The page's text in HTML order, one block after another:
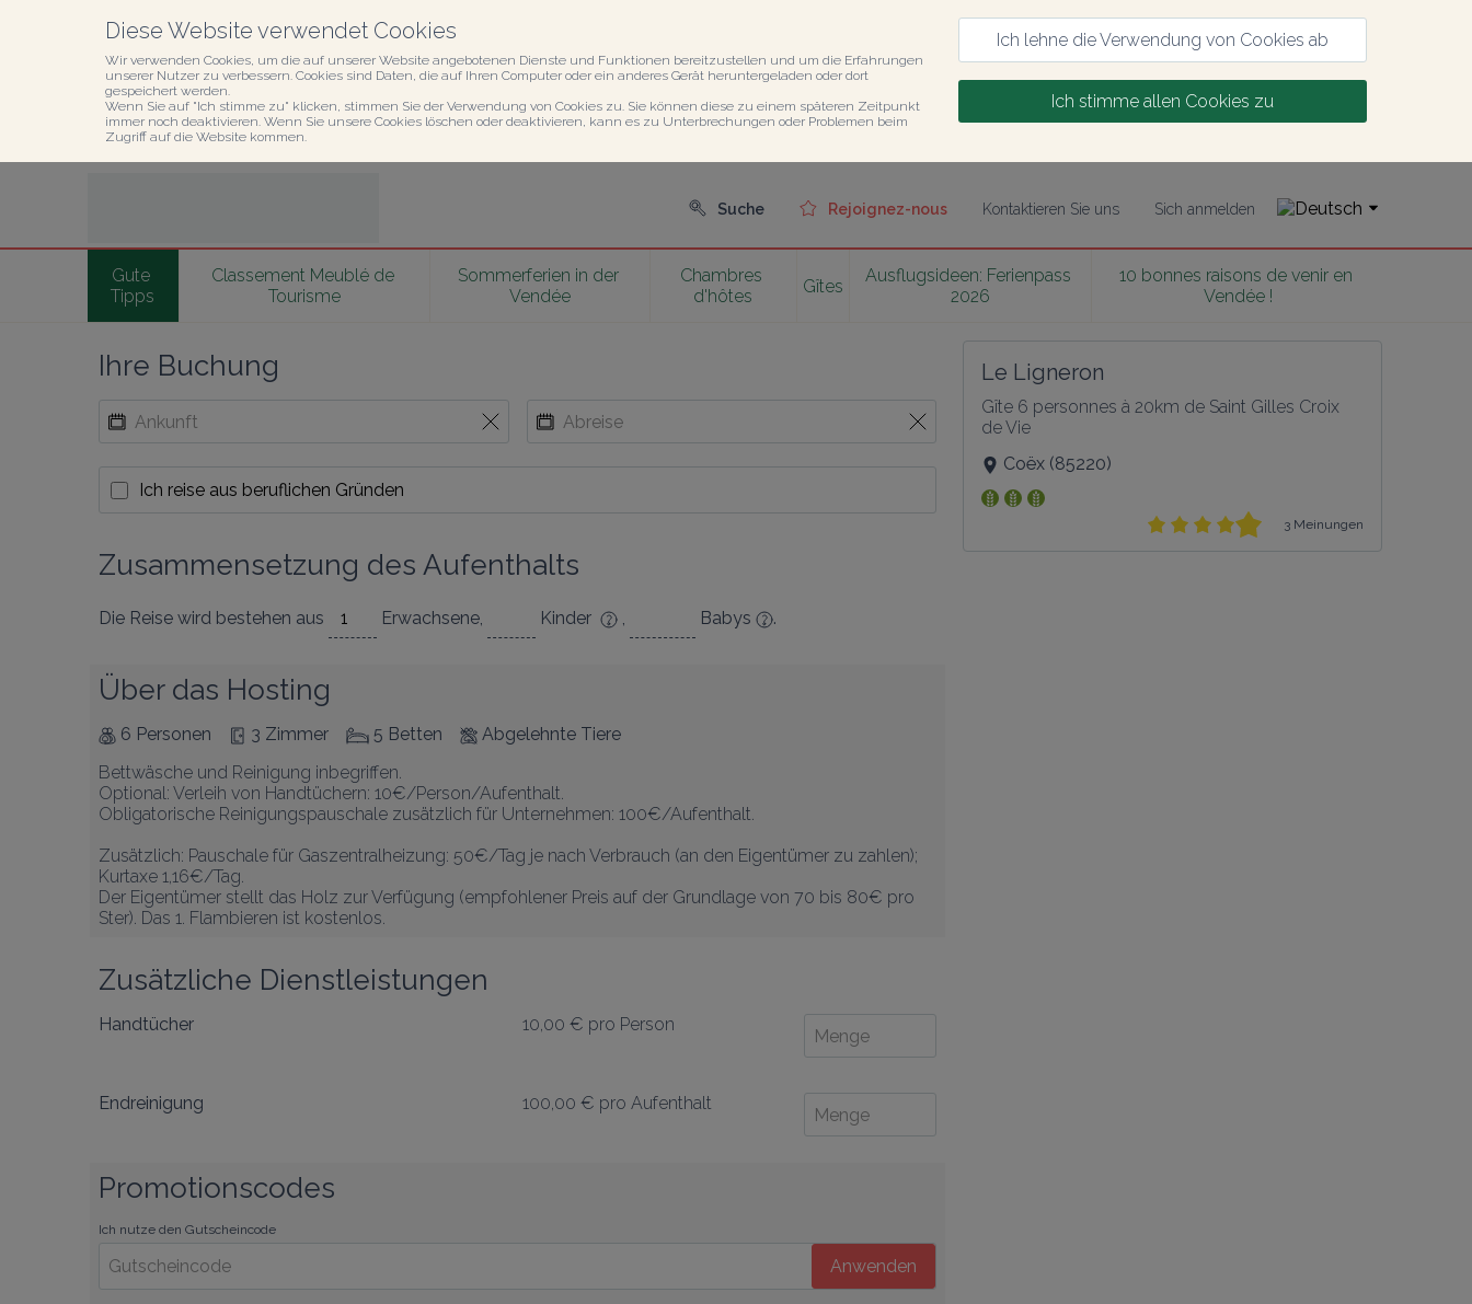
Diese Website verwendet Cookies
Wir verwenden Cookies, um die auf unserer Website angebotenen Dienste und Funktionen bereitzustellen und um die Erfahrungen
unserer Nutzer zu verbessern. Cookies sind Daten, die auf Ihren Computer oder ein anderes Gerät heruntergeladen oder dort
gespeichert werden.
Wenn Sie auf "Ich stimme zu" klicken, stimmen Sie der Verwendung von Cookies zu. Sie können diese zu einem späteren Zeitpunkt
immer noch deaktivieren. Wenn Sie unsere Cookies löschen oder deaktivieren, kann es zu Unterbrechungen oder Problemen beim
Zugriff auf die Website kommen.
Ich lehne die Verwendung von Cookies ab
Ich stimme allen Cookies zu
Suche Rejoignez-nous Kontaktieren Sie uns Sich anmelden
Gute
Tipps
Classement Meublé de
Tourisme
Sommerferien in der
Vendée
Chambres
d'hôtes
Gîtes
Ausflugsideen: Ferienpass
2026
10 bonnes raisons de venir en
Vendée !
Ihre Buchung
Ich reise aus beruflichen Gründen
Zusammensetzung des Aufenthalts
Die Reise wird bestehen aus Erwachsene, Kinder , Babys .
Über das Hosting
6 Personen 3 Zimmer 5 Betten
Abgelehnte Tiere
Bettwäsche und Reinigung inbegriffen.
Optional: Verleih von Handtüchern: 10€/Person/Aufenthalt.
Obligatorische Reinigungspauschale zusätzlich für Unternehmen: 100€/Aufenthalt.
Zusätzlich: Pauschale für Gaszentralheizung: 50€/Tag je nach Verbrauch (an den Eigentümer zu zahlen);
Kurtaxe 1,16€/Tag.
Der Eigentümer stellt das Holz zur Verfügung (empfohlener Preis auf der Grundlage von 70 bis 80€ pro
Ster). Das 1. Flambieren ist kostenlos.
Zusätzliche Dienstleistungen
Handtücher 10,00 € pro Person
Endreinigung 100,00 € pro Aufenthalt
Promotionscodes
Ich nutze den Gutscheincode
Anwenden
Le Ligneron
Gîte 6 personnes à 20km de Saint Gilles Croix
de Vie
Coëx (85220)
3 Meinungen